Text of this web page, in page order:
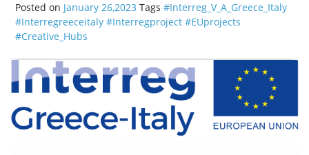
Posted on January 26,2023 Tags #Interreg_V_A_Greece_Italy
#Interregreeceitaly #Interregproject #EUprojects
#Creative_Hubs